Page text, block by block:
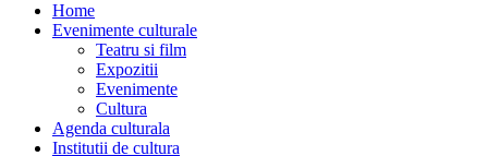
Home
Evenimente culturale
Teatru si film
Expozitii
Evenimente
Cultura
Agenda culturala
Institutii de cultura